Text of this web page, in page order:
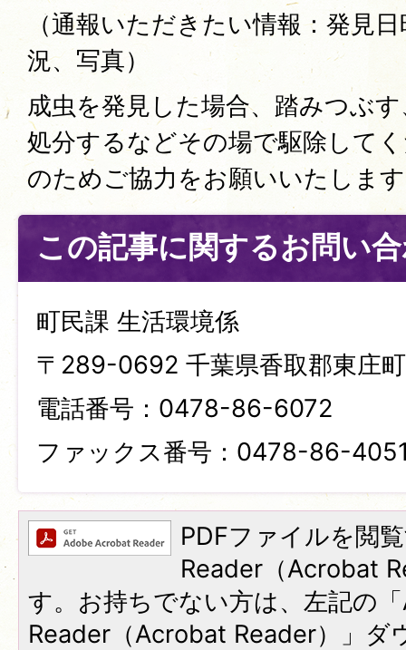
（通報いただきたい情報：発見
況、写真）
成虫を発見した場合、踏みつぶ
処分するなどその場で駆除して
のためご協力をお願いいたしま
この記事に関するお問い
町民課 生活環境係
〒289-0692 千葉県香取郡東庄
電話番号：0478-86-6072
ファックス番号：0478-86-
PDFファイルを閲
Reader（Acrobat
す。お持ちでない方は、左記の
Reader（Acrobat Reader）」ダ